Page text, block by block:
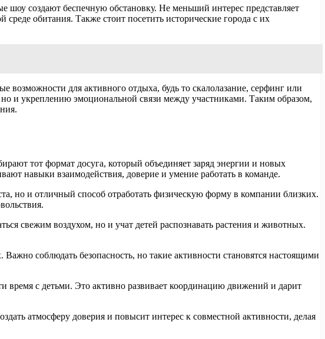
создают беспечную обстановку. Не меньший интерес представляет
обитания. Также стоит посетить исторические города с их
возможности для активного отдыха, будь то скалолазание, серфинг или
и укреплению эмоциональной связи между участниками. Таким образом,
тот формат досуга, который объединяет заряд энергии и новых
навыки взаимодействия, доверие и умение работать в команде.
но и отличный способ отработать физическую форму в компании близких.
свежим воздухом, но и учат детей распознавать растения и животных.
соблюдать безопасность, но такие активности становятся настоящими
с детьми. Это активно развивает координацию движений и дарит
атмосферу доверия и повысит интерес к совместной активности, делая